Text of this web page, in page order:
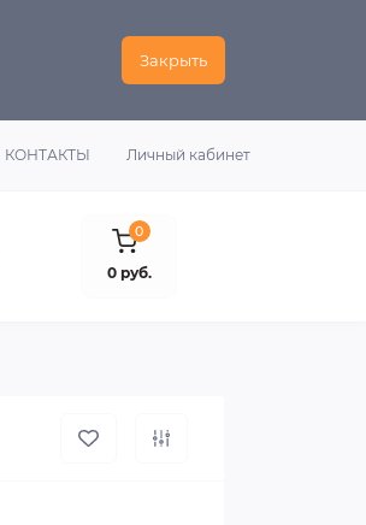
Закрыть
КОНТАКТЫ Личный кабинет
0
0 руб.